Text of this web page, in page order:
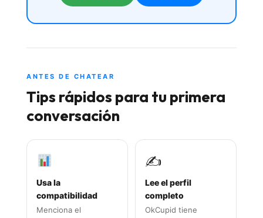
ANTES DE CHATEAR
Tips rápidos para tu primera
conversación
Usa la
compatibilidad
Menciona el
✍️
Lee el perfil
completo
OkCupid tiene